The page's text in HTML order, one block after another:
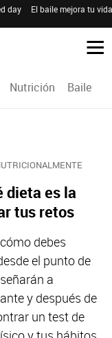
day El baile mejora tu
Nutrición Baile
dieta es la
tus retos
debes
el punto de
a
y después de
un test de